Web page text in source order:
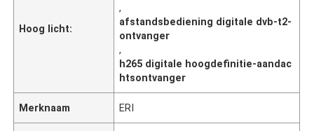
Hoog licht:
,
afstandsbediening digitale dvb-t2-
ontvanger
,
h265 digitale hoogdefinitie-aandac
htsontvanger
Merknaam ERI